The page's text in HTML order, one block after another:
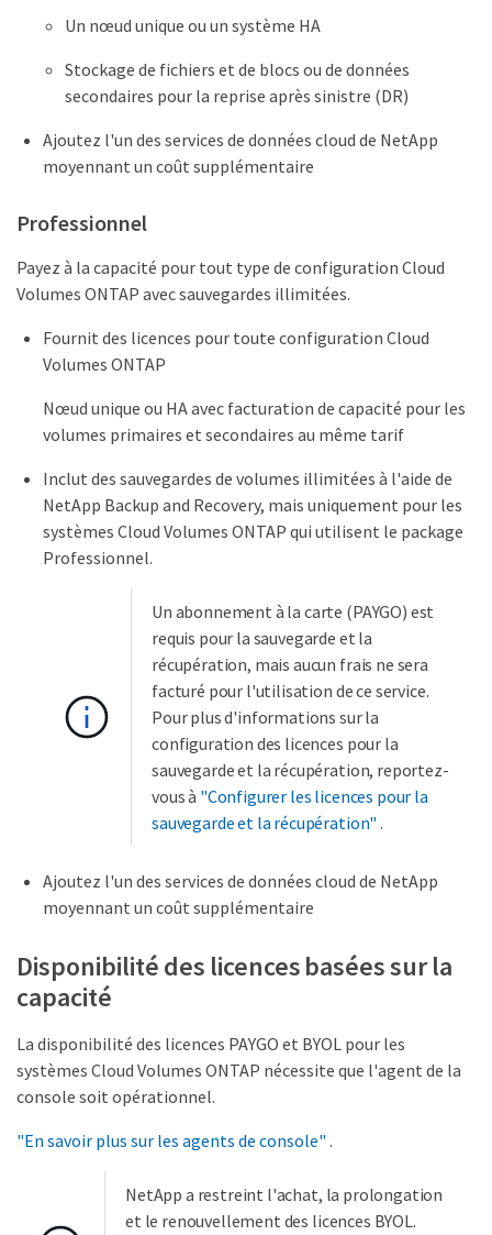
Un nœud unique ou un système HA
Stockage de fichiers et de blocs ou de données
secondaires pour la reprise après sinistre (DR)
Ajoutez l'un des services de données cloud de NetApp
moyennant un coût supplémentaire
Professionnel
Payez à la capacité pour tout type de configuration Cloud
Volumes ONTAP avec sauvegardes illimitées.
Fournit des licences pour toute configuration Cloud
Volumes ONTAP
Nœud unique ou HA avec facturation de capacité pour les
volumes primaires et secondaires au même tarif
Inclut des sauvegardes de volumes illimitées à l'aide de
NetApp Backup and Recovery, mais uniquement pour les
systèmes Cloud Volumes ONTAP qui utilisent le package
Professionnel.
Un abonnement à la carte (PAYGO) est
requis pour la sauvegarde et la
récupération, mais aucun frais ne sera
facturé pour l'utilisation de ce service.
Pour plus d'informations sur la
configuration des licences pour la
sauvegarde et la récupération, reportez-
vous à "Configurer les licences pour la
sauvegarde et la récupération" .
Ajoutez l'un des services de données cloud de NetApp
moyennant un coût supplémentaire
Disponibilité des licences basées sur la
capacité
La disponibilité des licences PAYGO et BYOL pour les
systèmes Cloud Volumes ONTAP nécessite que l'agent de la
console soit opérationnel.
"En savoir plus sur les agents de console" .
NetApp a restreint l'achat, la prolongation
et le renouvellement des licences BYOL.